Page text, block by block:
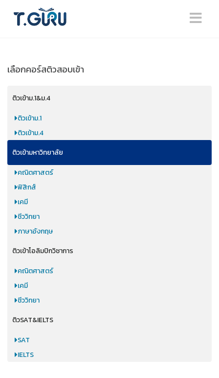
เลือกคอร์สติวสอบเข้า
ติวเข้าม.1&ม.4
ติวเข้าม.1
ติวเข้าม.4
ติวเข้ามหาวิทยาลัย
คณิตศาสตร์
ฟิสิกส์
เคมี
ชีววิทยา
ภาษาอังกฤษ
ติวเข้าโอลิมปิกวิชาการ
คณิตศาสตร์
เคมี
ชีววิทยา
ติวSAT&IELTS
SAT
IELTS